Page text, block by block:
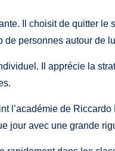
Il choisit de quitter le
de personnes autour de
Il apprécie la
l’académie de
jour avec une grande